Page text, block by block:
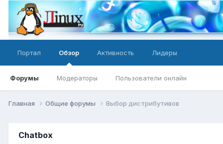
Портал Обзор
Форумы Модераторы Пользователи онлайн
Активность Лидеры
Главная Общие форумы Выбор дистрибутивов
Chatbox
@bigproxy.shop спам. Не соответствие теме форума
bigproxy.shop
как нужно правильно оформить чтобы не было спама?
Firebird
@bigproxy.shop разместить можно вот тут:https://